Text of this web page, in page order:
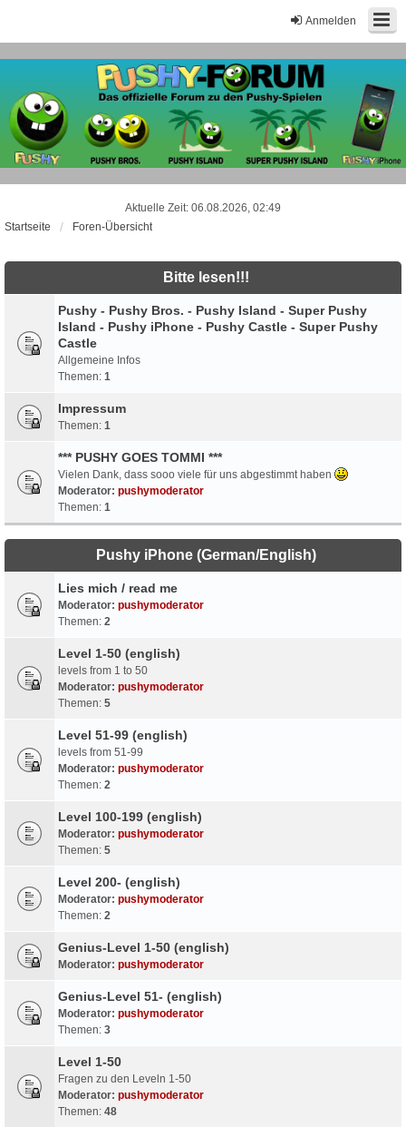
Anmelden
Aktuelle Zeit: 06.08.2026, 02:49
Startseite
Foren-Übersicht
Bitte lesen!!!
Pushy - Pushy Bros. - Pushy Island - Super Pushy
Island - Pushy iPhone - Pushy Castle - Super Pushy
Castle
Allgemeine Infos
Themen: 1
Impressum
Themen: 1
*** PUSHY GOES TOMMI ***
Vielen Dank, dass sooo viele für uns abgestimmt haben
Moderator: pushymoderator
Themen: 1
Pushy iPhone (German/English)
Lies mich / read me
Moderator: pushymoderator
Themen: 2
Level 1-50 (english)
levels from 1 to 50
Moderator: pushymoderator
Themen: 5
Level 51-99 (english)
levels from 51-99
Moderator: pushymoderator
Themen: 2
Level 100-199 (english)
Moderator: pushymoderator
Themen: 5
Level 200- (english)
Moderator: pushymoderator
Themen: 2
Genius-Level 1-50 (english)
Moderator: pushymoderator
Genius-Level 51- (english)
Moderator: pushymoderator
Themen: 3
Level 1-50
Fragen zu den Leveln 1-50
Moderator: pushymoderator
Themen: 48